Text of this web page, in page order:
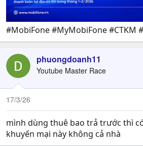
#MobiFone #MyMobiFone #CTKM
phuongdoanh11
Youtube Master Race
17/3/26
mình dùng thuê bao trả trước thì
khuyến mại này không cả nhà